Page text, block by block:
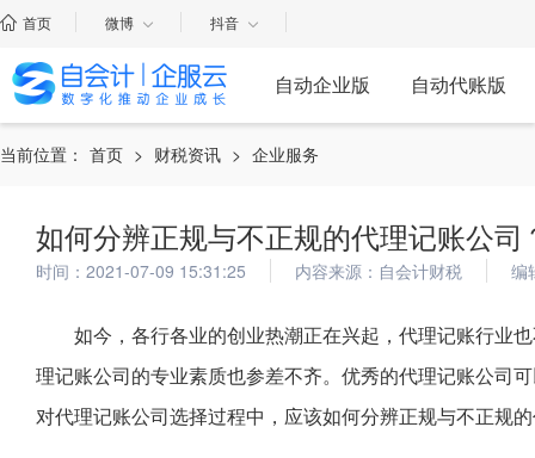
首页 微博 抖音
自动企业版 自动代账版
当前位置： 首页 > 财税资讯 > 企业服务
如何分辨正规与不正规的代理记账公司
时间：2021-07-09 15:31:25 内容来源：自会计财税 编
如今，各行各业的创业热潮正在兴起，代理记账行业
理记账公司的专业素质也参差不齐。优秀的代理记账公司
对代理记账公司选择过程中，应该如何分辨正规与不正规